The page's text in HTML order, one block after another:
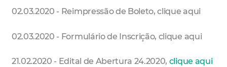
02.03.2020 - Reimpressão de Boleto, clique aqui
02.03.2020 - Formulário de Inscrição, clique aqui
21.02.2020 - Edital de Abertura 24.2020, clique aqui